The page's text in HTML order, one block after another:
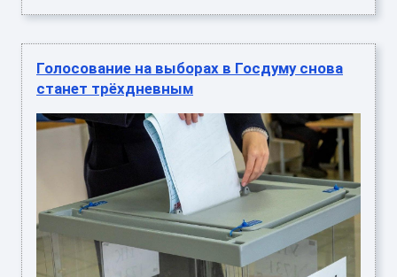
Голосование на выборах в Госдуму снова
станет трёхдневным